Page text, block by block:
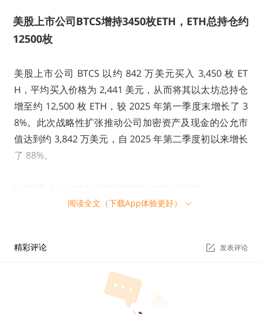
美股上市公司BTCS增持3450枚ETH，ETH总持仓约
12500枚
美股上市公司 BTCS 以约 842 万美元买入 3,450 枚 ET
H，平均买入价格为 2,441 美元，从而将其以太坊总持仓
增至约 12,500 枚 ETH，较 2025 年第一季度末增长了 3
8%。此次战略性扩张推动公司加密资产及现金的公允市
值达到约 3,842 万美元，自 2025 年第二季度初以来增长
了 88%。
通担任主承销商的贷款为其人工智能投资融资，这显示出
笔为期一年的 150 亿美元过桥贷款是软银迄今最大一笔
融资之一，将由 21 家银行提供资金，其中瑞穗银行提供
13.5 亿美元，SMBC 提供 12.5 亿美元，摩根大通提供 10
阅读全文（下载App体验更好）
精彩评论 发表评论